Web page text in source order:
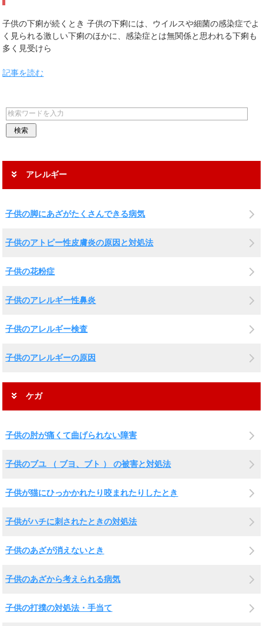
子供の下痢が続くとき 子供の下痢には、ウイルスや細菌の感染症でよ
く見られる激しい下痢のほかに、感染症とは無関係と思われる下痢も
多く見受けら
記事を読む
アレルギー
子供の脚にあざがたくさんできる病気
子供のアトピー性皮膚炎の原因と対処法
子供の花粉症
子供のアレルギー性鼻炎
子供のアレルギー検査
子供のアレルギーの原因
ケガ
子供の肘が痛くて曲げられない障害
子供のブユ （ ブヨ、ブト ） の被害と対処法
子供が猫にひっかかれたり咬まれたりしたとき
子供がハチに刺されたときの対処法
子供のあざが消えないとき
子供のあざから考えられる病気
子供の打撲の対処法・手当て